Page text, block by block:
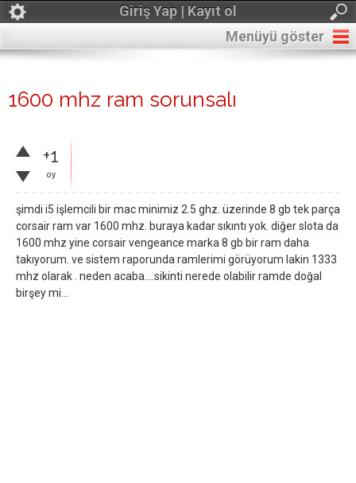
Giriş Yap | Kayıt ol
Menüyü göster
1600 mhz ram sorunsalı
+1
oy
şimdi i5 işlemcili bir mac minimiz 2.5 ghz. üzerinde 8 gb tek parça
corsair ram var 1600 mhz. buraya kadar sıkıntı yok. diğer slota da
1600 mhz yine corsair vengeance marka 8 gb bir ram daha
takıyorum. ve sistem raporunda ramlerimi görüyorum lakin 1333
mhz olarak . neden acaba....sikinti nerede olabilir ramde doğal
birşey mi...